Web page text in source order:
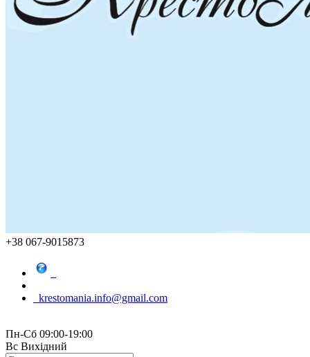
+38 067-9015873
krestomania.info@gmail.com
Пн-Сб 09:00-19:00
Вс Вихідний